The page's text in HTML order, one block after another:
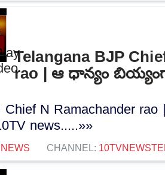
Telangana BJP
rao | ఆ ధాన్యం
Chief N Ramachander
news.....»»
NEWS CHANNEL: